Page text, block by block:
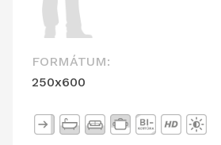
FORMÁTUM:
250x600